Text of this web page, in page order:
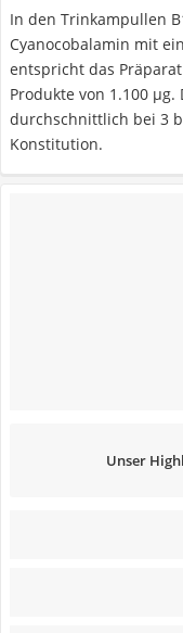
In den Trinkampullen
Cyanocobalamin mit
entspricht das
Produkte von 1.100
durchschnittlich bei 3
Konstitution.
Unser